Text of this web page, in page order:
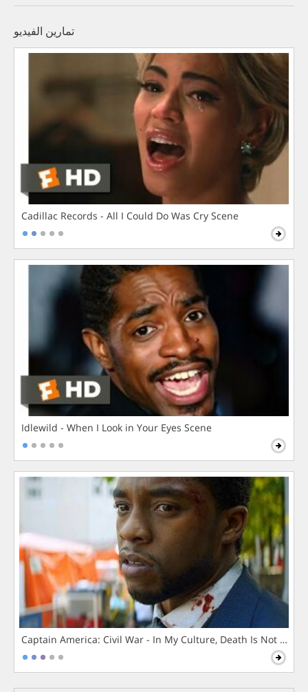
تمارين الفيديو
Cadillac Records - All I Could Do Was Cry Scene
Idlewild - When I Look in Your Eyes Scene
Captain America: Civil War - In My Culture, Death Is Not The